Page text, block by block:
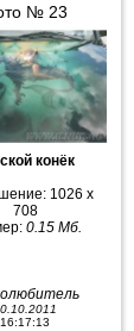
№ 23
конёк
1026 x
708
0.15 Мб.
16:17:13